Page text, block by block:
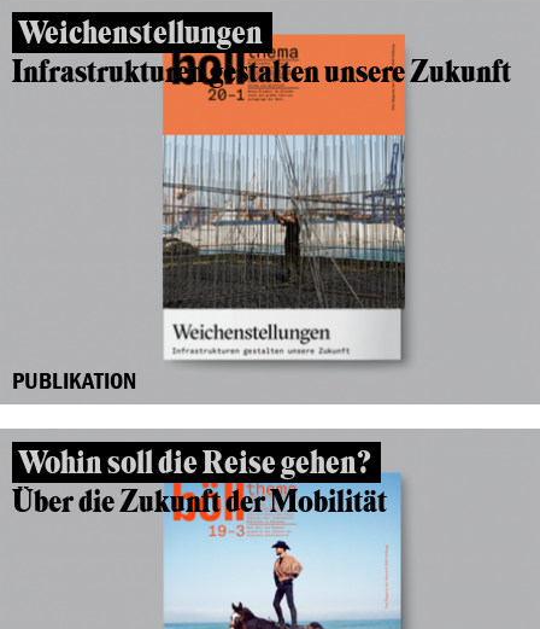
Weichenstellungen
Infrastrukturen gestalten unsere Zukunft
PUBLIKATION
Wohin soll die Reise gehen?
Über die Zukunft der Mobilität